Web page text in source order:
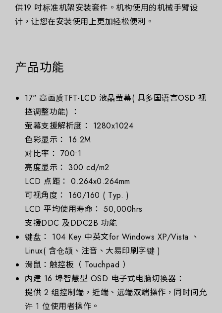
供19 吋标准机架安装套件。机构使用的机械手臂设
计，让您在安装使用上更加轻松便利。
产品功能
17" 高画质TFT-LCD 液晶萤幕( 具多国语言OSD 视
控调整功能) ：
萤幕支援解析度： 1280x1024
色彩显示： 16.2M
对比率： 700:1
亮度显示： 300 cd/m2
LCD 点距： 0.264x0.264mm
可视角度： 160/160 ( Typ. )
LCD 平均使用寿命： 50,000hrs
支援DDC 及DDC2B 功能
键盘： 104 Key 中英文for Windows XP/Vista 、
Linux( 含仓颉、注音、大易印刷字键 )
滑鼠：触控板（ Touchpad ）
内建 16 埠智慧型 OSD 电子式电脑切换器：
提供 2 组控制端，近端、远端双端操作，同时间允
许 1 位使用者操作。